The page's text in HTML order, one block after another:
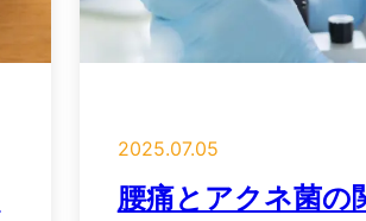
2025.07.05
腰痛とアクネ菌の